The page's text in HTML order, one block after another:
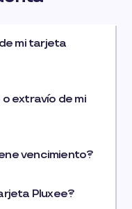
mi tarjeta
extravío de mi
vencimiento?
Pluxee?